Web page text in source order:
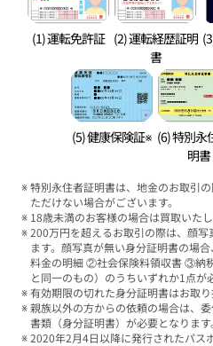
(1) 運転免許証 (2) 運転経歴証明
書
(5) 健康保険証※ (6) 特別永
明書
特別永住者証明書は、地金のお取引
ただけない場合がございます。
18歳未満のお客様の場合は買取いたし
200万円を超えるお取引の際は、顔
ます。顔写真が無い身分証明書の場
料金の明細 ②社会保険料領収書 ③納
と同一のもの）のうちいずれか1点が
有効期限の切れた身分証明書はお取り
親族以外の方からの依頼の場合は、
書類（身分証明書）が必要となります。
2020年2月4日以降に発行されたパス